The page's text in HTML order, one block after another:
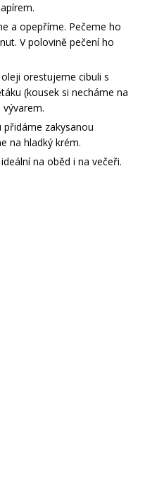
a opepříme. Pečeme ho
V polovině pečení ho
orestujeme cibuli s
(kousek si necháme na
zakysanou
na hladký krém.
na oběd i na večeři.